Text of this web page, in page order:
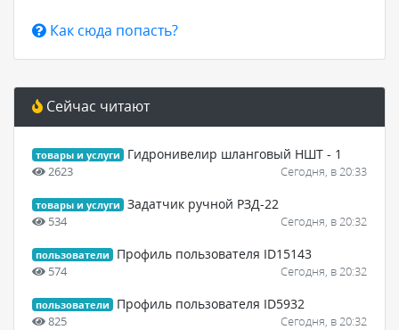
Как сюда попасть?
Сейчас читают
товары и услуги Гидронивелир шланговый НШТ - 1
2623 Сегодня, в 20:33
товары и услуги Задатчик ручной РЗД-22
534 Сегодня, в 20:32
пользователи Профиль пользователя ID15143
574 Сегодня, в 20:32
пользователи Профиль пользователя ID5932
825 Сегодня, в 20:32